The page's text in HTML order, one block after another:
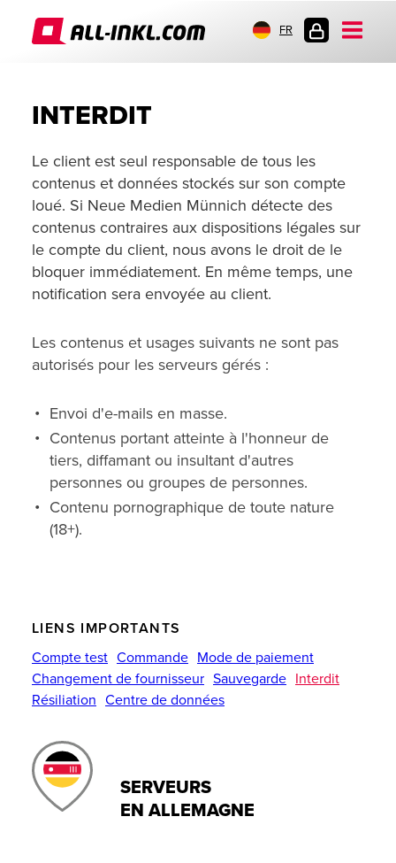
FR
INTERDIT
Le client est seul responsable de tous les
contenus et données stockés sur son compte
loué. Si Neue Medien Münnich détecte des
contenus contraires aux dispositions légales sur
le compte du client, nous avons le droit de le
bloquer immédiatement. En même temps, une
notification sera envoyée au client.
Les contenus et usages suivants ne sont pas
autorisés pour les serveurs gérés :
Envoi d'e-mails en masse.
Contenus portant atteinte à l'honneur de
tiers, diffamant ou insultant d'autres
personnes ou groupes de personnes.
Contenu pornographique de toute nature
(18+).
LIENS IMPORTANTS
Compte test Commande Mode de paiement
Changement de fournisseur Sauvegarde Interdit
Résiliation Centre de données
SERVEURS
EN ALLEMAGNE